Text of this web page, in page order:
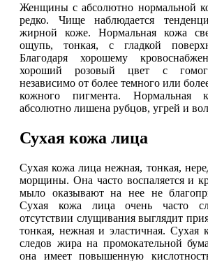
Женщины с абсолютно нормальной
редко. Чище наблюдается
жирной коже. Нормальная кожа
ощупь, тонкая, с гладкой
Благодаря хорошему
хороший розовый цвет с
независимо от более темного или
кожного пигмента. Нормальная
абсолютно лишена рубцов, угрей и
Сухая кожа лица
Сухая кожа лица нежная, тонкая,
морщины. Она часто воспаляется и
мыло оказывают на нее не
Сухая кожа лица очень часто
отсутствии слущивания выглядит
тонкая, нежная и эластичная. Сухая
следов жира на промокательной
она имеет повышенную